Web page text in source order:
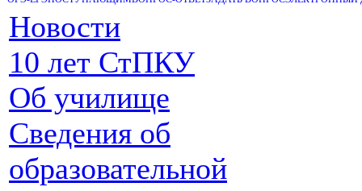
Новости
10 лет СтПКУ
Об училище
Сведения об
образовательной